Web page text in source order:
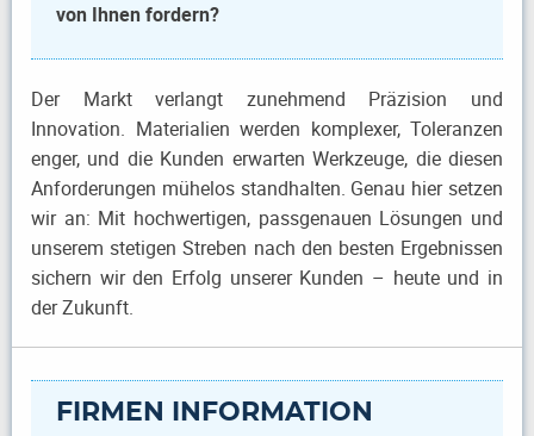
von Ihnen fordern?
Der Markt verlangt zunehmend Präzision und
Innovation. Materialien werden komplexer, Toleranzen
enger, und die Kunden erwarten Werkzeuge, die diesen
Anforderungen mühelos standhalten. Genau hier setzen
wir an: Mit hochwertigen, passgenauen Lösungen und
unserem stetigen Streben nach den besten Ergebnissen
sichern wir den Erfolg unserer Kunden – heute und in
der Zukunft.
FIRMEN INFORMATION